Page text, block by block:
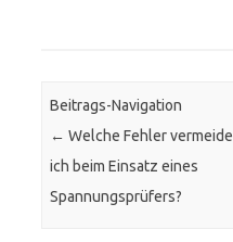
Beitrags-Navigation
← Welche Fehler vermeide
ich beim Einsatz eines
Spannungsprüfers?